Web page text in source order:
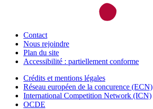
Contact
Nous rejoindre
Plan du site
Accessibilité : partiellement conforme
Crédits et mentions légales
Réseau européen de la concurence (ECN)
International Competition Network (ICN)
OCDE